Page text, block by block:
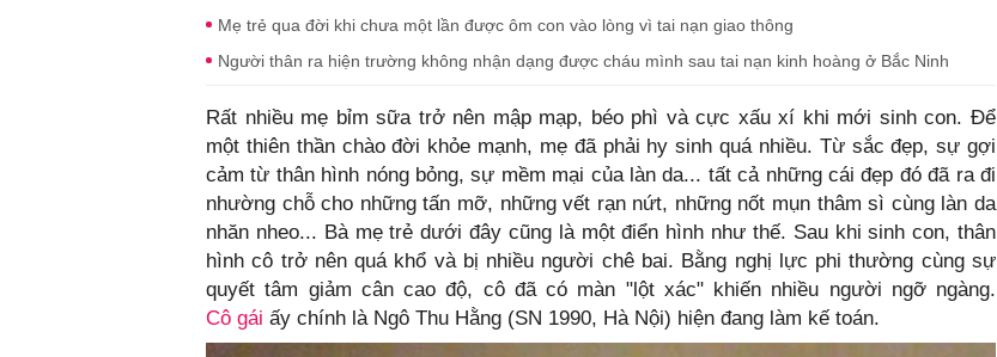
Mẹ trẻ qua đời khi chưa một lần được ôm con vào lòng vì tai nạn giao thông
Người thân ra hiện trường không nhận dạng được cháu mình sau tai nạn kinh hoàng ở Bắc Ninh
Rất nhiều mẹ bỉm sữa trở nên mập mạp, béo phì và cực xấu xí khi mới sinh con. Để
một thiên thần chào đời khỏe mạnh, mẹ đã phải hy sinh quá nhiều. Từ sắc đẹp, sự gợi
cảm từ thân hình nóng bỏng, sự mềm mại của làn da... tất cả những cái đẹp đó đã ra đi
nhường chỗ cho những tấn mỡ, những vết rạn nứt, những nốt mụn thâm sì cùng làn da
nhăn nheo... Bà mẹ trẻ dưới đây cũng là một điển hình như thế. Sau khi sinh con, thân
hình cô trở nên quá khổ và bị nhiều người chê bai. Bằng nghị lực phi thường cùng sự
quyết tâm giảm cân cao độ, cô đã có màn "lột xác" khiến nhiều người ngỡ ngàng.
Cô gái ấy chính là Ngô Thu Hằng (SN 1990, Hà Nội) hiện đang làm kế toán.